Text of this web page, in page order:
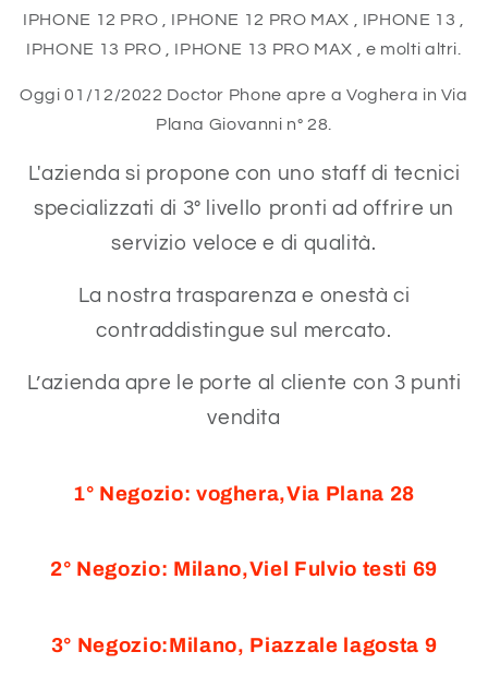
IPHONE 12 PRO , IPHONE 12 PRO MAX , IPHONE 13 ,
IPHONE 13 PRO , IPHONE 13 PRO MAX , e molti altri.
Oggi 01/12/2022 Doctor Phone apre a Voghera in Via
Plana Giovanni n° 28.
L'azienda si propone con uno staff di tecnici
specializzati di 3° livello pronti ad offrire un
servizio veloce e di qualità.
La nostra trasparenza e onestà ci
contraddistingue sul mercato.
L’azienda apre le porte al cliente con 3 punti
vendita
1° Negozio: voghera,Via Plana 28
2° Negozio: Milano,Viel Fulvio testi 69
3° Negozio:Milano, Piazzale lagosta 9